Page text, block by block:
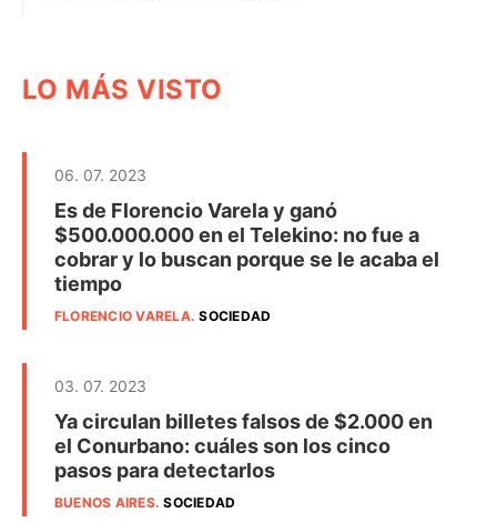
LO MÁS VISTO
06. 07. 2023
Es de Florencio Varela y ganó
$500.000.000 en el Telekino: no fue a
cobrar y lo buscan porque se le acaba el
tiempo
FLORENCIO VARELA.SOCIEDAD
03. 07. 2023
Ya circulan billetes falsos de $2.000 en
el Conurbano: cuáles son los cinco
pasos para detectarlos
BUENOS AIRES.SOCIEDAD